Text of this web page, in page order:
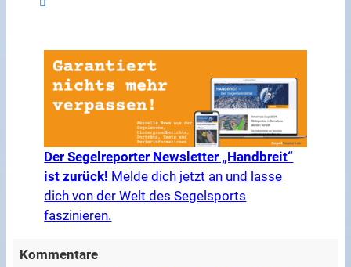
Der Segelreporter Newsletter „Handbreit“
ist zurück! Melde dich jetzt an und lasse
dich von der Welt des Segelsports
faszinieren.
Kommentare